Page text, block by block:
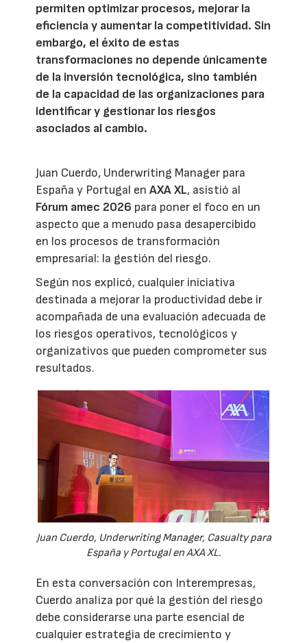
permiten optimizar procesos, mejorar la
eficiencia y aumentar la competitividad. Sin
embargo, el éxito de estas
transformaciones no depende únicamente
de la inversión tecnológica, sino también
de la capacidad de las organizaciones para
identificar y gestionar los riesgos
asociados al cambio.
Juan Cuerdo, Underwriting Manager para
España y Portugal enAXA XL, asistió al
Fórum amec 2026 para poner el foco en un
aspecto que a menudo pasa desapercibido
en los procesos de transformación
empresarial: la gestión del riesgo.
Según nos explicó, cualquier iniciativa
destinada a mejorar la productividad debe ir
acompañada de una evaluación adecuada de
los riesgos operativos, tecnológicos y
organizativos que pueden comprometer sus
resultados.
Juan Cuerdo, Underwriting Manager, Casualty para
España y Portugal en AXA XL.
En esta conversación con Interempresas,
Cuerdo analiza por qué la gestión del riesgo
debe considerarse una parte esencial de
cualquier estrategia de crecimiento y